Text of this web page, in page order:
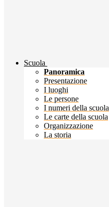
Scuola
Panoramica
Presentazione
I luoghi
Le persone
I numeri della scuola
Le carte della scuola
Organizzazione
La storia